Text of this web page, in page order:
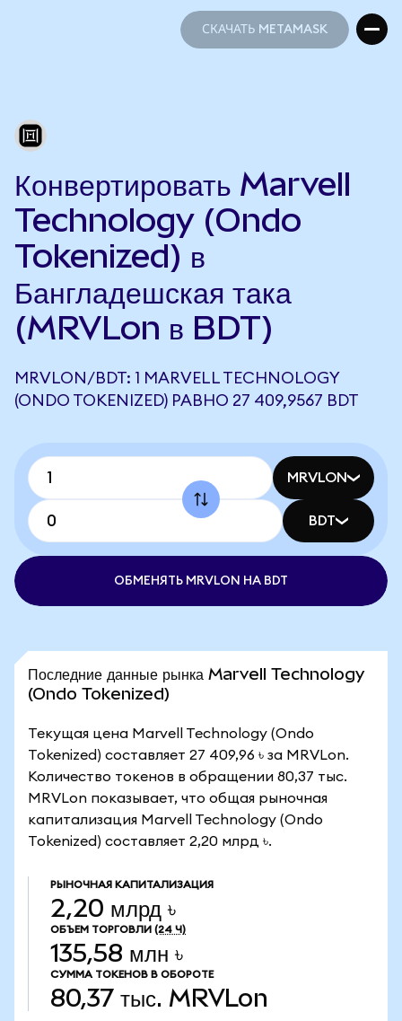
СКАЧАТЬ METAMASK
Конвертировать Marvell
Technology (Ondo
Tokenized) в
Бангладешская така
(MRVLon в BDT)
MRVLON/BDT: 1 MARVELL TECHNOLOGY
(ONDO TOKENIZED) РАВНО 27 409,9567 BDT
MRVLON
BDT
ОБМЕНЯТЬ MRVLON НА BDT
Последние данные рынка Marvell Technology
(Ondo Tokenized)
Текущая цена Marvell Technology (Ondo
Tokenized) составляет 27 409,96 ৳ за MRVLon.
Количество токенов в обращении 80,37 тыс.
MRVLon показывает, что общая рыночная
капитализация Marvell Technology (Ondo
Tokenized) составляет 2,20 млрд ৳.
РЫНОЧНАЯ КАПИТАЛИЗАЦИЯ
2,20 млрд ৳
ОБЪЕМ ТОРГОВЛИ (24 Ч)
135,58 млн ৳
СУММА ТОКЕНОВ В ОБОРОТЕ
80,37 тыс. MRVLon